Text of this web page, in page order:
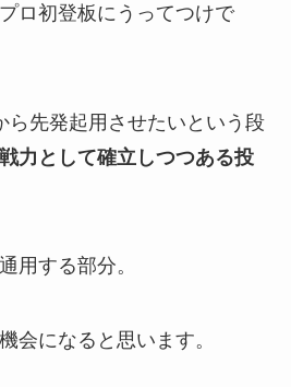
ロ初登板にうってつけで
ら先発起用させたいという段
戦力として確立しつつある投
用する部分。
会になると思います。